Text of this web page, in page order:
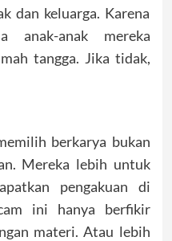
dan keluarga. Karena
anak-anak mereka
tangga. Jika tidak,
berkarya bukan
Mereka lebih untuk
pengakuan di
ini hanya berfikir
materi. Atau lebih